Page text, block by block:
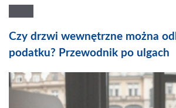
Czy drzwi wewnętrzne można
podatku? Przewodnik po ulgach